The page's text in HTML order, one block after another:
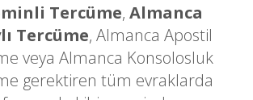
Tercüme, Almanca
Tercüme, Almanca Apostil
veya Almanca Konsolosluk
gerektiren tüm evraklarda